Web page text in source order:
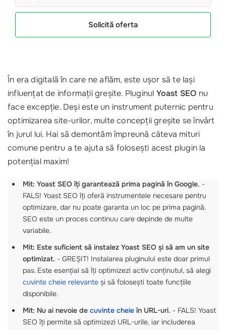
Solicită oferta
În era digitală în care ne aflăm, este ușor să te lași
influențat de informații greșite. Pluginul Yoast SEO nu
face excepție. Deși este un instrument puternic pentru
optimizarea site-urilor, multe concepții greșite se învârt
în jurul lui. Hai să demontăm împreună câteva mituri
comune pentru a te ajuta să folosești acest plugin la
potențial maxim!
Mit: Yoast SEO îți garantează prima pagină în Google. -
FALS! Yoast SEO îți oferă instrumentele necesare pentru
optimizare, dar nu poate garanta un loc pe prima pagină.
SEO este un proces continuu care depinde de multe
variabile.
Mit: Este suficient să instalez Yoast SEO și să am un site
optimizat. - GREȘIT! Instalarea pluginului este doar primul
pas. Este esențial să îți optimizezi activ conținutul, să alegi
cuvinte cheie relevante și să folosești toate funcțiile
disponibile.
Mit: Nu ai nevoie de cuvinte cheieîn URL-uri. - FALS! Yoast
SEO îți permite să optimizezi URL-urile, iar includerea